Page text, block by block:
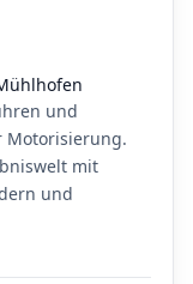
und
Motorisierung.
mit
und